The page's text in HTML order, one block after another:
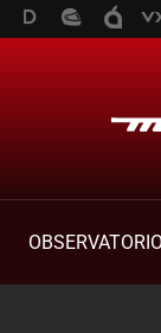
OBSERVATORIO